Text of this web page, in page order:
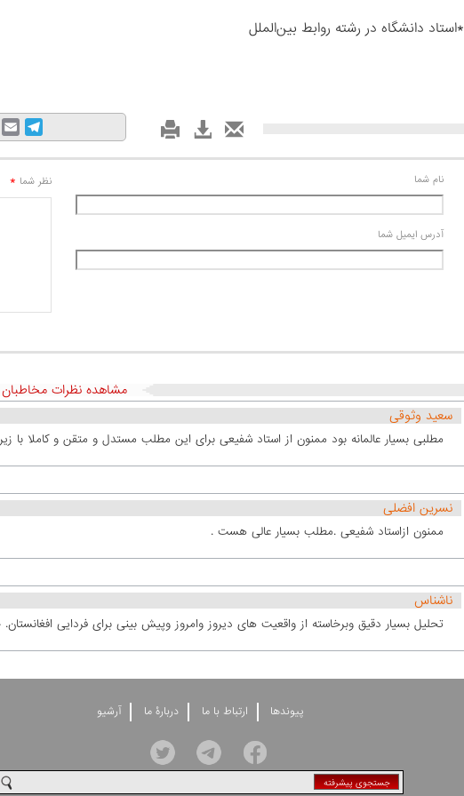
*استاد دانشگاه در رشته روابط بین‌الملل
نام شما
آدرس ايميل شما
نظر شما *
مشاهده نظرات مخاطبان
سعید وثوقی
مطلبی بسیار عالمانه بود ممنون از استاد شفیعی برای این مطلب مستدل و متقن و کاملا با
نسرین افضلی
ممنون ازاستاد شفیعی .مطلب بسیار عالی هست .
ناشناس
تحلیل بسیار دقیق وبرخاسته از واقعیت های دیروز وامروز وپیش بینی برای فردایی
پيوندها ارتباط با ما دربارۀ ما آرشيو
جستجوی پيشرفته